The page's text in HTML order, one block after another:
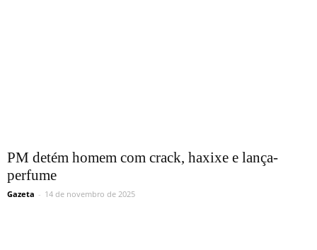
PM detém homem com crack, haxixe e lança-
perfume
Gazeta - 14 de novembro de 2025